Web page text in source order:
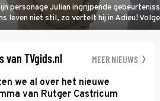
personage Julian ingrijpende
leven niet stil, zo vertelt hij in Adieu!
van TVgids.nl MEER NIEUWS
we al over het nieuwe
van Rutger Castricum